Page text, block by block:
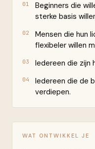
01
Beginners die
sterke basis
02
Mensen die hun
flexibeler willen
03 Iedereen die zijn
04
Iedereen die de
verdiepen.
WAT ONTWIKKEL JE